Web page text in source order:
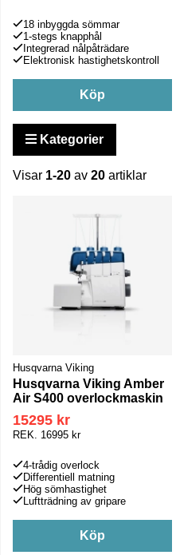
18 inbyggda sömmar
1-stegs knapphål
Integrerad nålpåträdare
Elektronisk hastighetskontroll
Köp
Kategorier
Visar 1-20 av 20 artiklar
Husqvarna Viking
Husqvarna Viking Amber
Air S400 overlockmaskin
15295 kr
REK. 16995 kr
4-trådig overlock
Differentiell matning
Hög sömhastighet
Luftträdning av gripare
Köp